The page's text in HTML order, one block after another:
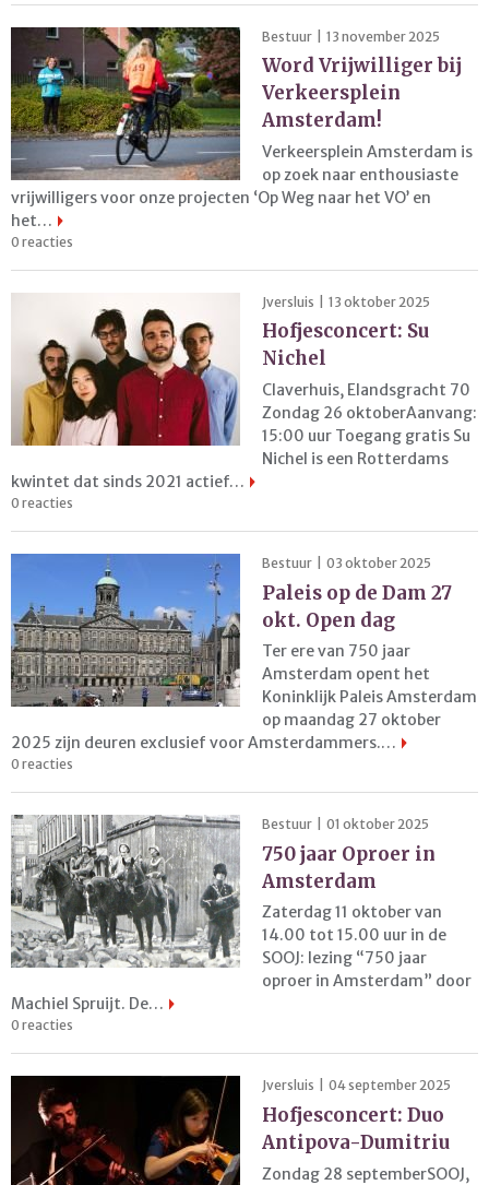
Bestuur | 13 november 2025
Word Vrijwilliger bij
Verkeersplein
Amsterdam!
Verkeersplein Amsterdam is
op zoek naar enthousiaste
vrijwilligers voor onze projecten ‘Op Weg naar het VO’ en
het…
0 reacties
Jversluis | 13 oktober 2025
Hofjesconcert: Su
Nichel
Claverhuis, Elandsgracht 70
Zondag 26 oktoberAanvang:
15:00 uur Toegang gratis Su
Nichel is een Rotterdams
kwintet dat sinds 2021 actief…
0 reacties
Bestuur | 03 oktober 2025
Paleis op de Dam 27
okt. Open dag
Ter ere van 750 jaar
Amsterdam opent het
Koninklijk Paleis Amsterdam
op maandag 27 oktober
2025 zijn deuren exclusief voor Amsterdammers.…
0 reacties
Bestuur | 01 oktober 2025
750 jaar Oproer in
Amsterdam
Zaterdag 11 oktober van
14.00 tot 15.00 uur in de
SOOJ: lezing “750 jaar
oproer in Amsterdam” door
Machiel Spruijt. De…
0 reacties
Jversluis | 04 september 2025
Hofjesconcert: Duo
Antipova-Dumitriu
Zondag 28 septemberSOOJ,